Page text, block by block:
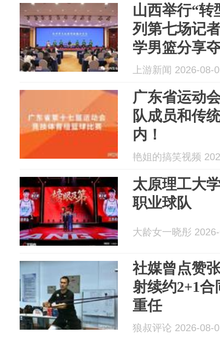
山西举行“转
列第七场记
学男篮分享
上游新闻 2026-08-
广东省运动
队成员和传
内！
艳姐的搞笑视频
太原理工大
职业球队
大龄女一晓彤
社媒曾点赞
射续约2+1
重任
狼叔评论 2026-08-